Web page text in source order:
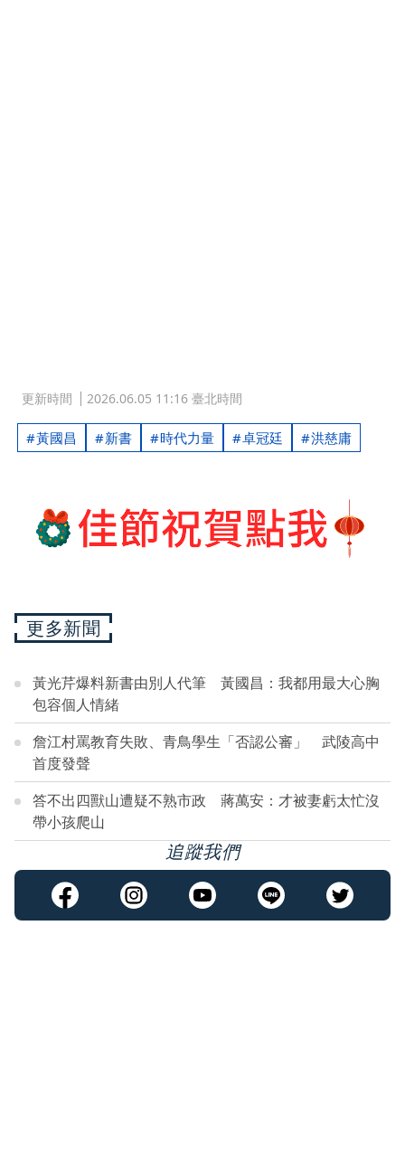
更新時間 2026.06.05 11:16 臺北時間
黃國昌 新書 時代力量 卓冠廷 洪慈庸
更多新聞
黃光芹爆料新書由別人代筆 黃國昌：我都用最大心胸
包容個人情緒
詹江村罵教育失敗、青鳥學生「否認公審」 武陵高中
首度發聲
答不出四獸山遭疑不熟市政 蔣萬安：才被妻虧太忙沒
帶小孩爬山
追蹤我們